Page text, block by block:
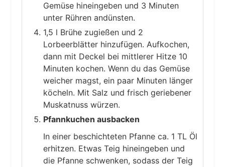
Gemüse hineingeben und 3 Minuten
unter Rühren andünsten.
1,5 l Brühe zugießen und 2
Lorbeerblätter hinzufügen. Aufkochen,
dann mit Deckel bei mittlerer Hitze 10
Minuten kochen. Wenn du das Gemüse
weicher magst, ein paar Minuten länger
köcheln. Mit Salz und frisch geriebener
Muskatnuss würzen.
Pfannkuchen ausbacken
In einer beschichteten Pfanne ca. 1 TL Öl
erhitzen. Etwas Teig hineingeben und
die Pfanne schwenken, sodass der Teig